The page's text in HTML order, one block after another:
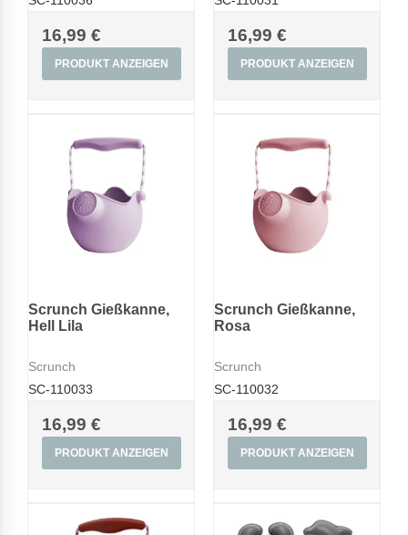
16,99 €
PRODUKT ANZEIGEN
16,99 €
PRODUKT ANZEIGEN
Scrunch Gießkanne,
Hell Lila
Scrunch
SC-110033
16,99 €
PRODUKT ANZEIGEN
Scrunch Gießkanne,
Rosa
Scrunch
SC-110032
16,99 €
PRODUKT ANZEIGEN